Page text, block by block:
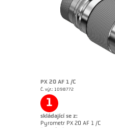
Brožura CellaTemp PX
PX 20 AF 1 /C
Č. výr.: 1098772
1
skládající se z:
Pyrometr PX 20 AF 1 /C